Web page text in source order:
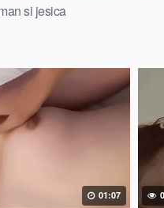
si jesica
01:07 0